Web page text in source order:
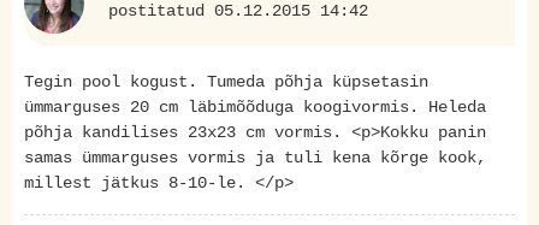
postitatud 05.12.2015 14:42
Tegin pool kogust. Tumeda põhja küpsetasin
ümmarguses 20 cm läbimõõduga koogivormis. Heleda
põhja kandilises 23x23 cm vormis. <p>Kokku panin
samas ümmarguses vormis ja tuli kena kõrge kook,
millest jätkus 8-10-le. </p>